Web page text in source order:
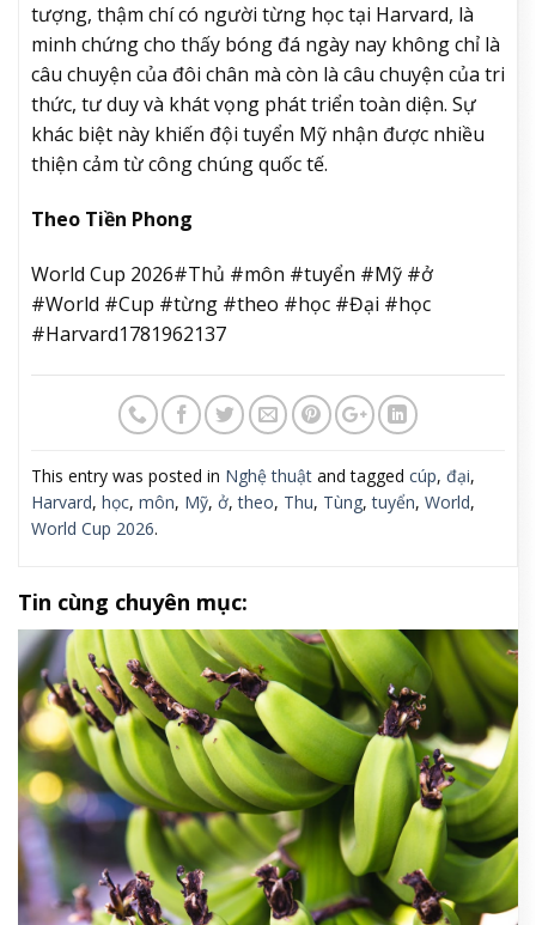
tượng, thậm chí có người từng học tại Harvard, là
minh chứng cho thấy bóng đá ngày nay không chỉ là
câu chuyện của đôi chân mà còn là câu chuyện của tri
thức, tư duy và khát vọng phát triển toàn diện. Sự
khác biệt này khiến đội tuyển Mỹ nhận được nhiều
thiện cảm từ công chúng quốc tế.
Theo Tiền Phong
World Cup 2026#Thủ #môn #tuyển #Mỹ #ở
#World #Cup #từng #theo #học #Đại #học
#Harvard1781962137
This entry was posted in Nghệ thuật and tagged cúp, đại,
Harvard, học, môn, Mỹ, ở,theo, Thu, Tùng,tuyển, World,
World Cup 2026.
Tin cùng chuyên mục: